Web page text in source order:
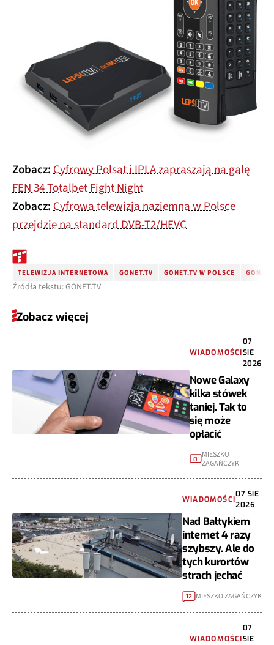
Zobacz:Cyfrowy Polsat i IPLA zapraszają na galę
FEN 34 Totalbet Fight Night
Zobacz:Cyfrowa telewizja naziemna w Polsce
przejdzie na standard DVB-T2/HEVC
TELEWIZJA INTERNETOWA GONET.TV GONET.TV W POLSCE
Źródła tekstu: GONET.TV
Zobacz więcej
WIADOMOŚCI
07
SIE
2026
Nowe Galaxy
kilka stówek
taniej. Tak to
się może
opłacić
0 MIESZKO
ZAGAŃCZYK
WIADOMOŚCI
07 SIE
2026
Nad Bałtykiem
internet 4 razy
szybszy. Ale do
tych kurortów
strach jechać
12 MIESZKO ZAGAŃCZYK
WIADOMOŚCI
07
SIE